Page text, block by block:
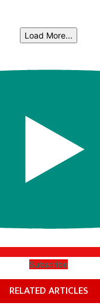
Load More...
Subscribe
RELATED ARTICLES